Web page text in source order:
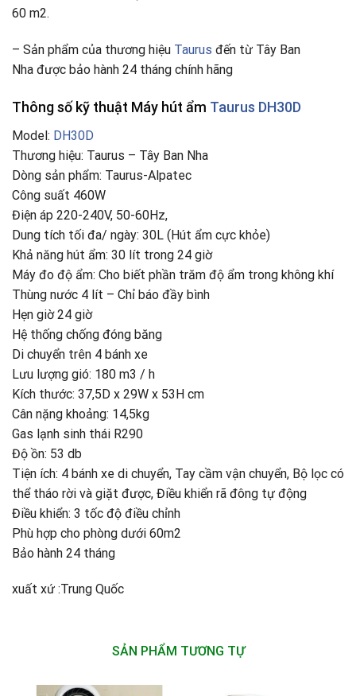
60 m2.
– Sản phẩm của thương hiệu Taurus đến từ Tây Ban
Nha được bảo hành 24 tháng chính hãng
Thông số kỹ thuật Máy hút ẩm Taurus DH30D
Model: DH30D
Thương hiệu: Taurus – Tây Ban Nha
Dòng sản phẩm: Taurus-Alpatec
Công suất 460W
Điện áp 220-240V, 50-60Hz,
Dung tích tối đa/ ngày: 30L (Hút ẩm cực khỏe)
Khả năng hút ẩm: 30 lít trong 24 giờ
Máy đo độ ẩm: Cho biết phần trăm độ ẩm trong không khí
Thùng nước 4 lít – Chỉ báo đầy bình
Hẹn giờ 24 giờ
Hệ thống chống đóng băng
Di chuyển trên 4 bánh xe
Lưu lượng gió: 180 m3 / h
Kích thước: ‎37,5D x 29W x 53H cm
Cân nặng khoảng: 14,5kg
Gas lạnh sinh thái R290
Độ ồn: 53 db
Tiện ích: 4 bánh xe di chuyển, Tay cầm vận chuyển, Bộ lọc có
thể tháo rời và giặt được, Điều khiển rã đông tự động
Điều khiển: 3 tốc độ điều chỉnh
Phù hợp cho phòng dưới 60m2
Bảo hành 24 tháng
xuất xứ :Trung Quốc
SẢN PHẨM TƯƠNG TỰ